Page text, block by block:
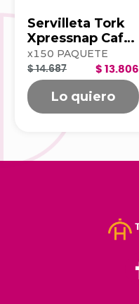
Servilleta Tork
Xpressnap Cafe
500hj Blanca
202223
x150 PAQUETE
$ 13.806
$ 14.687
Lo quiero